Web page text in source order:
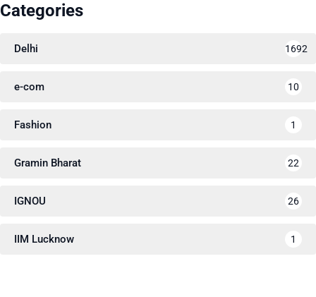
Categories
Delhi 1692
e-com 10
Fashion 1
Gramin Bharat 22
IGNOU 26
IIM Lucknow 1